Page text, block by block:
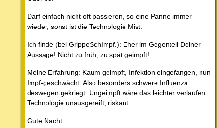
Darf einfach nicht oft passieren, so eine Panne immer
wieder, sonst ist die Technologie Mist.
Ich finde (bei GrippeSchImpf.): Eher im Gegenteil Deiner
Aussage! Nicht zu früh, zu spät geimpft!
Meine Erfahrung: Kaum geimpft, Infektion eingefangen, nun
Impf-geschwächt. Also besonders schwere Influenza
deswegen gekriegt. Ungeimpft wäre das leichter verlaufen.
Technologie unausgereift, riskant.
Gute Nacht